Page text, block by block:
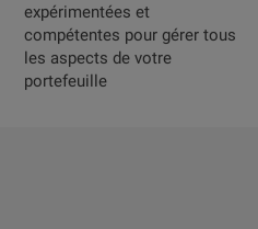
expérimentées et
compétentes pour gérer tous
les aspects de votre
portefeuille